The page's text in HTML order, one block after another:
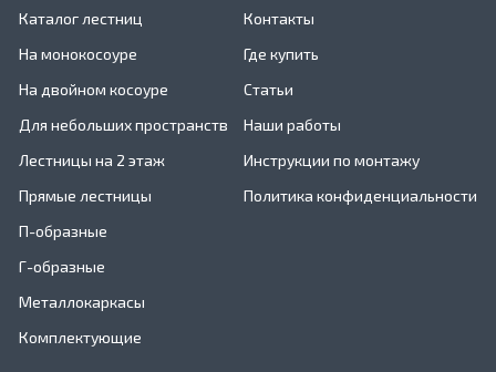
Каталог лестниц
На монокосоуре
На двойном косоуре
Для небольших пространств
Лестницы на 2 этаж
Прямые лестницы
П-образные
Г-образные
Металлокаркасы
Комплектующие
Контакты
Где купить
Статьи
Наши работы
Инструкции по монтажу
Политика конфиденциальности